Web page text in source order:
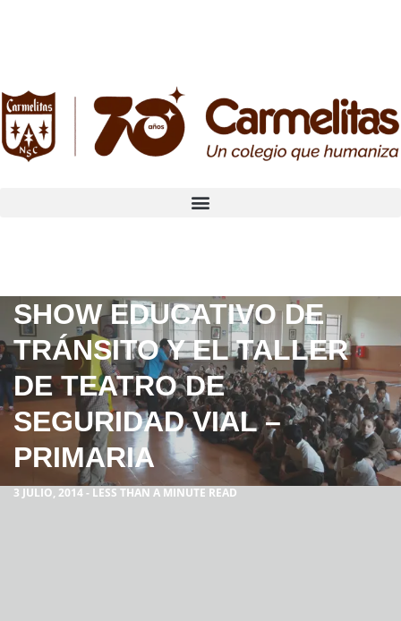
SHOW EDUCATIVO DE
TRÁNSITO Y EL TALLER
DE TEATRO DE
SEGURIDAD VIAL –
PRIMARIA
3 JULIO, 2014 - LESS THAN A MINUTE READ